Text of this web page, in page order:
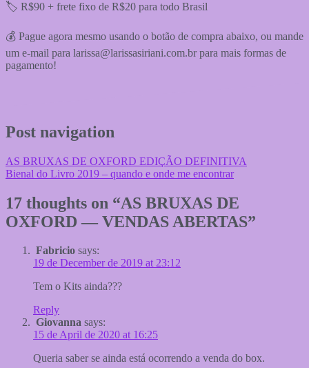
🏷 R$90 + frete fixo de R$20 para todo Brasil
💰 Pague agora mesmo usando o botão de compra abaixo, ou mande
um e-mail para larissa@larissasiriani.com.br para mais formas de
pagamento!
Post navigation
AS BRUXAS DE OXFORD EDIÇÃO DEFINITIVA
Bienal do Livro 2019 – quando e onde me encontrar
17 thoughts on “AS BRUXAS DE
OXFORD — VENDAS ABERTAS”
Fabricio says:
19 de December de 2019 at 23:12
Tem o Kits ainda???
Reply
Giovanna says:
15 de April de 2020 at 16:25
Queria saber se ainda está ocorrendo a venda do box.